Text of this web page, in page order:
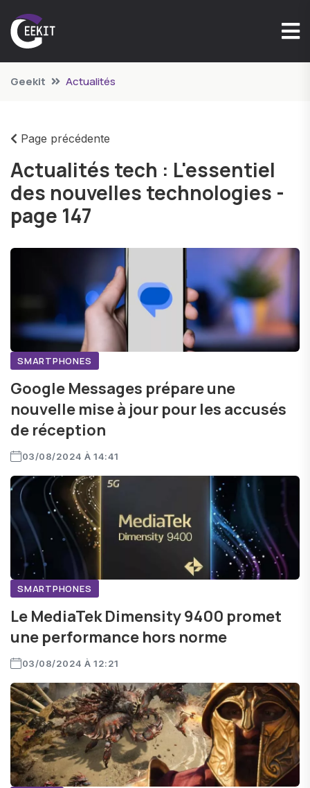
Geekit Actualités
Page précédente
Actualités tech : L'essentiel
des nouvelles technologies -
page 147
SMARTPHONES
Google Messages prépare une
nouvelle mise à jour pour les accusés
de réception
03/08/2024 À 14:41
SMARTPHONES
Le MediaTek Dimensity 9400 promet
une performance hors norme
03/08/2024 À 12:21